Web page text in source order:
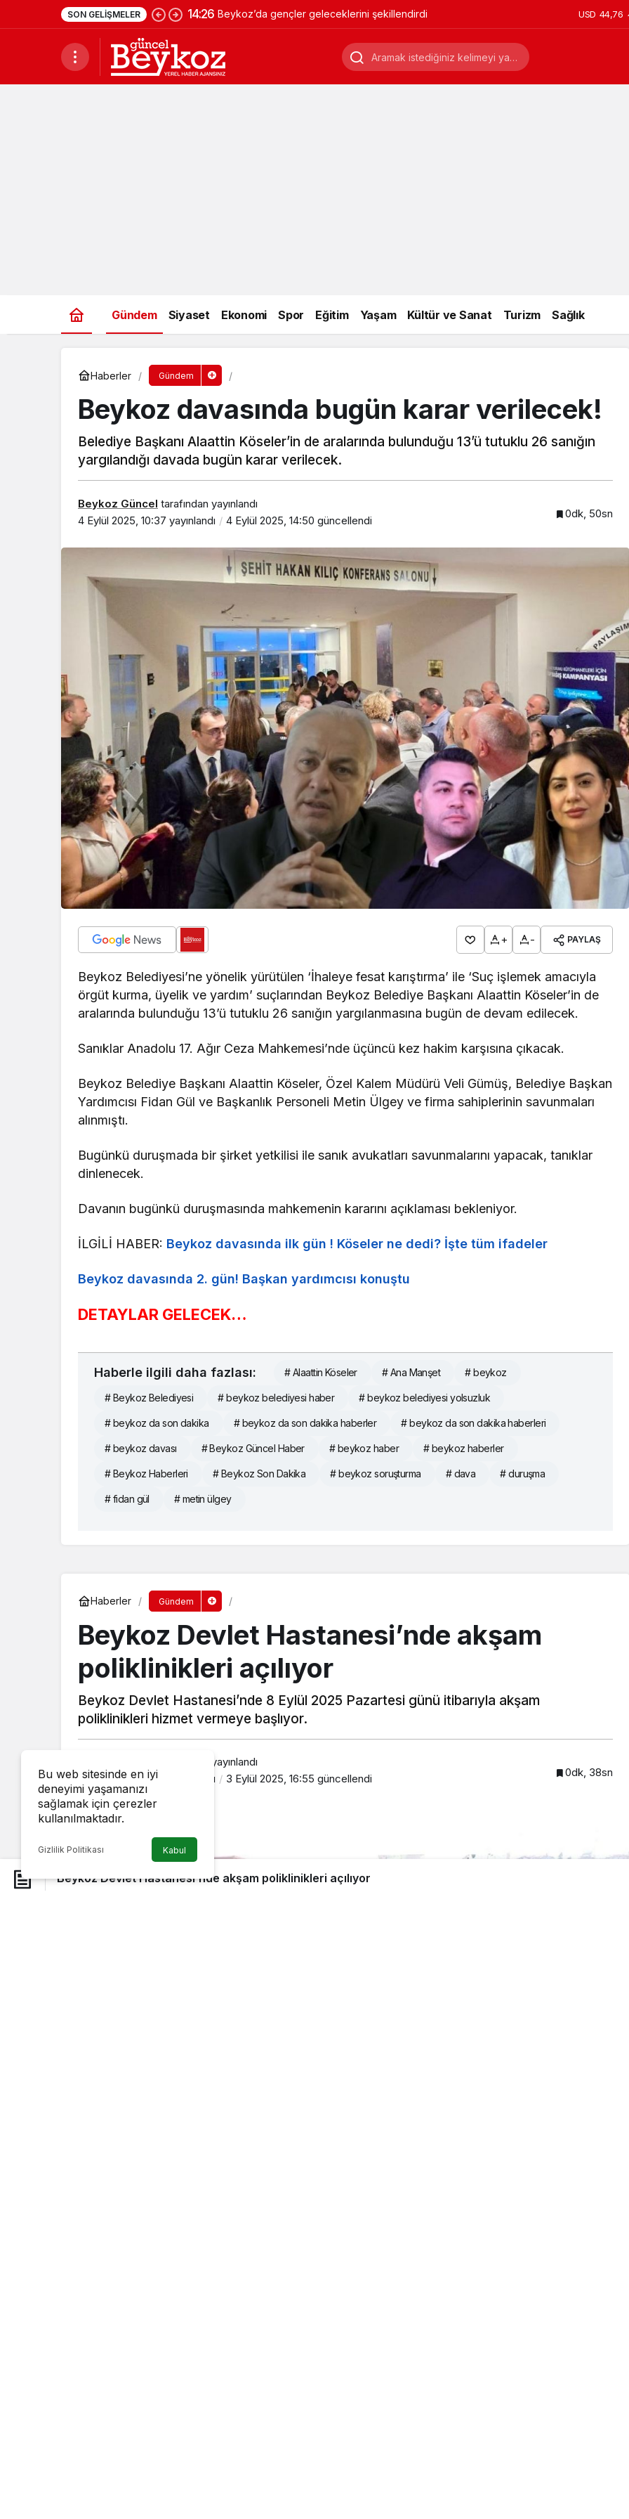
SON GELIŞMELER 14:26 Beykoz’da gençler geleceklerini şekillendirdi USD 44,76
Gündem Siyaset Ekonomi Spor Eğitim Yaşam Kültür ve Sanat Turizm Sağlık
Haberler Gündem
Beykoz davasında bugün karar verilecek!
Belediye Başkanı Alaattin Köseler’in de aralarında bulunduğu 13’ü tutuklu 26 sanığın
yargılandığı davada bugün karar verilecek.
Beykoz Güncel tarafından yayınlandı
4 Eylül 2025, 10:37 yayınlandı 4 Eylül 2025, 14:50 güncellendi 0dk, 50sn
+ - PAYLAŞ
Beykoz Belediyesi’ne yönelik yürütülen ‘İhaleye fesat karıştırma’ ile ‘Suç işlemek amacıyla
örgüt kurma, üyelik ve yardım’ suçlarından Beykoz Belediye Başkanı Alaattin Köseler’in de
aralarında bulunduğu 13’ü tutuklu 26 sanığın yargılanmasına bugün de devam edilecek.
Sanıklar Anadolu 17. Ağır Ceza Mahkemesi’nde üçüncü kez hakim karşısına çıkacak.
Beykoz Belediye Başkanı Alaattin Köseler, Özel Kalem Müdürü Veli Gümüş, Belediye Başkan
Yardımcısı Fidan Gül ve Başkanlık Personeli Metin Ülgey ve firma sahiplerinin savunmaları
alınmıştı.
Bugünkü duruşmada bir şirket yetkilisi ile sanık avukatları savunmalarını yapacak, tanıklar
dinlenecek.
Davanın bugünkü duruşmasında mahkemenin kararını açıklaması bekleniyor.
İLGİLİ HABER: Beykoz davasında ilk gün ! Köseler ne dedi? İşte tüm ifadeler
Beykoz davasında 2. gün! Başkan yardımcısı konuştu
DETAYLAR GELECEK…
Haberle ilgili daha fazlası: # Alaattin Köseler # Ana Manşet # beykoz
# Beykoz Belediyesi # beykoz belediyesi haber # beykoz belediyesi yolsuzluk
# beykoz da son dakika # beykoz da son dakika haberler # beykoz da son dakika haberleri
# beykoz davası # Beykoz Güncel Haber # beykoz haber # beykoz haberler
# Beykoz Haberleri # Beykoz Son Dakika # beykoz soruşturma # dava # duruşma
# fidan gül # metin ülgey
Beykoz’da gençler
geleceklerini şekillendirdi
Beykoz’a nefesleri kesecek
dev yatırım!
Haberler Gündem
Beykoz Devlet Hastanesi’nde akşam
poliklinikleri açılıyor
Beykoz Devlet Hastanesi’nde 8 Eylül 2025 Pazartesi günü itibarıyla akşam
poliklinikleri hizmet vermeye başlıyor.
tarafından yayınlandı
3 Eylül 2025, 16:35
yayınlandı 3 Eylül 2025, 16:55 güncellendi 0dk, 38sn
Beykoz Devlet Hastanesi’nde akşam poliklinikleri açılıyor
Bu web sitesinde en iyi
deneyimi yaşamanızı
sağlamak için çerezler
kullanılmaktadır.
Gizlilik Politikası Kabul